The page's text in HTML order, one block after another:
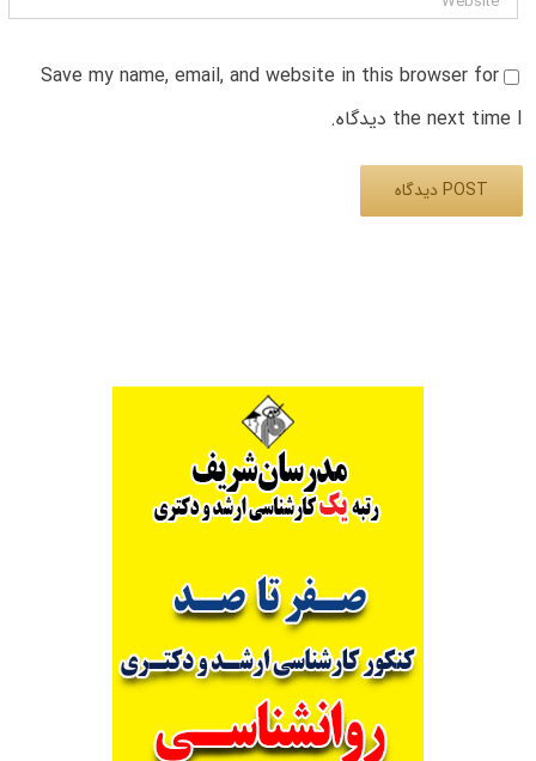
Save my name, email, and website in this browser for
the next time I دیدگاه.